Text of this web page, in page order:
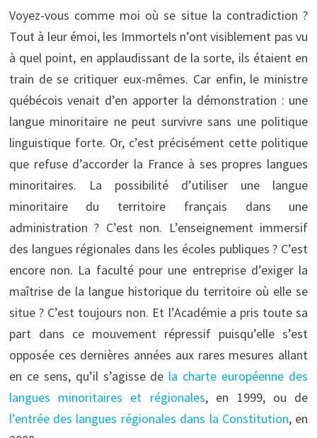
Voyez-vous comme moi où se situe la contradiction ?
Tout à leur émoi, les Immortels n’ont visiblement pas vu
à quel point, en applaudissant de la sorte, ils étaient en
train de se critiquer eux-mêmes. Car enfin, le ministre
québécois venait d’en apporter la démonstration : une
langue minoritaire ne peut survivre sans une politique
linguistique forte. Or, c’est précisément cette politique
que refuse d’accorder la France à ses propres langues
minoritaires. La possibilité d’utiliser une langue
minoritaire du territoire français dans une
administration ? C’est non. L’enseignement immersif
des langues régionales dans les écoles publiques ? C’est
encore non. La faculté pour une entreprise d’exiger la
maîtrise de la langue historique du territoire où elle se
situe ? C’est toujours non. Et l’Académie a pris toute sa
part dans ce mouvement répressif puisqu’elle s’est
opposée ces dernières années aux rares mesures allant
en ce sens, qu’il s’agisse de la charte européenne des
langues minoritaires et régionales, en 1999, ou de
l’entrée des langues régionales dans la Constitution, en